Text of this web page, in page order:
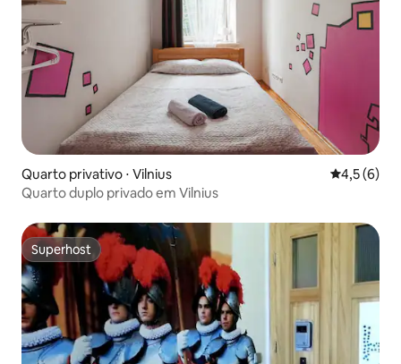
Quarto privativo ⋅ Vilnius 4,5 de
4,5 (6)
Quarto duplo privado em Vilnius
Superhost
Superhost